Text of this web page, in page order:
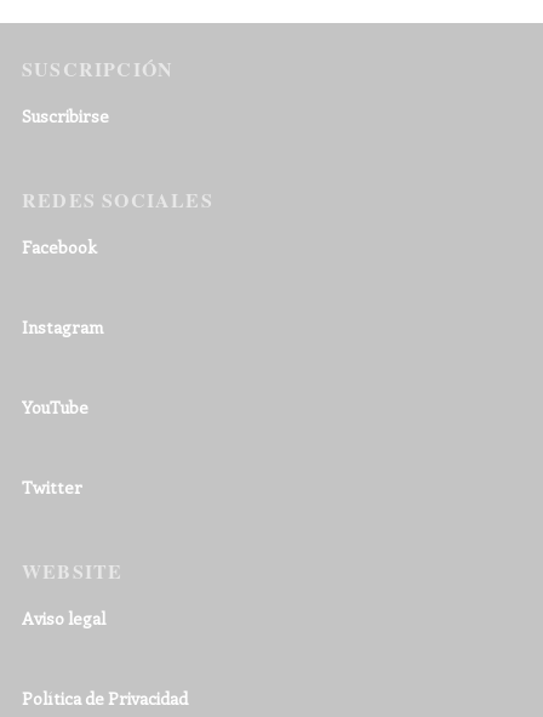
SUSCRIPCIÓN
Suscribirse
REDES SOCIALES
Facebook
Instagram
YouTube
Twitter
WEBSITE
Aviso legal
Política de Privacidad